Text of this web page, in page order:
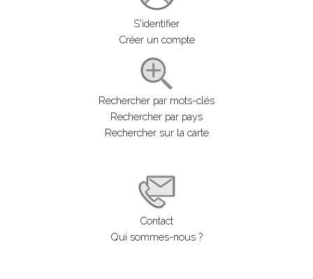
S'identifier
Créer un compte
Rechercher par mots-clés
Rechercher par pays
Rechercher sur la carte
Contact
Qui sommes-nous ?